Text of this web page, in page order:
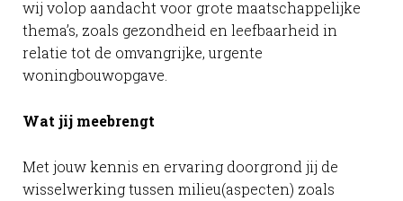
wij volop aandacht voor grote maatschappelijke
thema’s, zoals gezondheid en leefbaarheid in
relatie tot de omvangrijke, urgente
woningbouwopgave.
Wat jij meebrengt
Met jouw kennis en ervaring doorgrond jij de
wisselwerking tussen milieu(aspecten) zoals